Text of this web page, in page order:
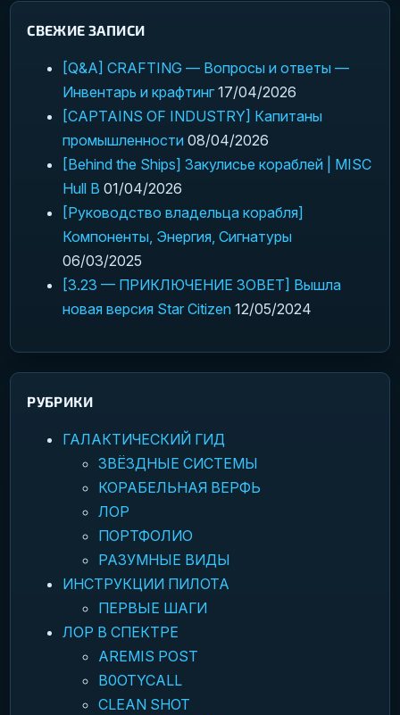
СВЕЖИЕ ЗАПИСИ
[Q&A] CRAFTING — Вопросы и ответы —
Инвентарь и крафтинг 17/04/2026
[CAPTAINS OF INDUSTRY] Капитаны
промышленности 08/04/2026
[Behind the Ships] Закулисье кораблей | MISC
Hull B 01/04/2026
[Руководство владельца корабля]
Компоненты, Энергия, Сигнатуры
06/03/2025
[3.23 — ПРИКЛЮЧЕНИЕ ЗОВЕТ] Вышла
новая версия Star Citizen 12/05/2024
РУБРИКИ
ГАЛАКТИЧЕСКИЙ ГИД
ЗВЁЗДНЫЕ СИСТЕМЫ
КОРАБЕЛЬНАЯ ВЕРФЬ
ЛОР
ПОРТФОЛИО
РАЗУМНЫЕ ВИДЫ
ИНСТРУКЦИИ ПИЛОТА
ПЕРВЫЕ ШАГИ
ЛОР В СПЕКТРЕ
AREMIS POST
B0OTYCALL
CLEAN SHOT